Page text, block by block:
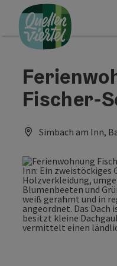
Zum Inhalt
Zur Navigation
Zum Seitenanfang
Fischer-
Simbach am Inn,